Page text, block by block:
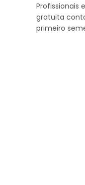
Profissionais
gratuita
primeiro